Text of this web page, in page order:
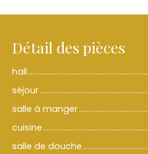
Détail des pièces
hall
séjour
salle à manger
cuisine
salle de douche